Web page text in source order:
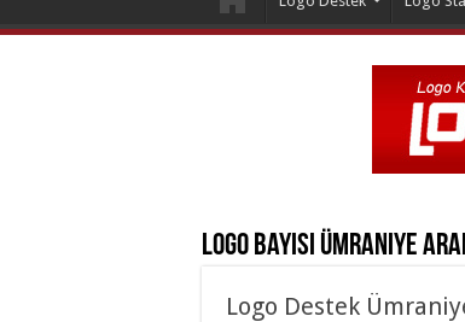
Logo Bayisi Ümraniye
Logo Destek